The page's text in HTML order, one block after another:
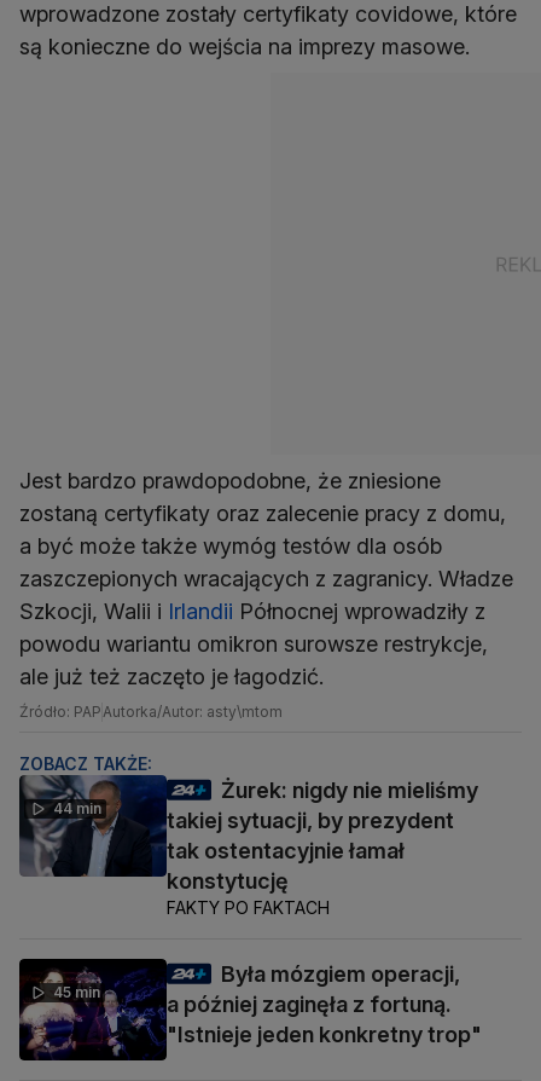
wprowadzone zostały certyfikaty covidowe, które
są konieczne do wejścia na imprezy masowe.
Jest bardzo prawdopodobne, że zniesione
zostaną certyfikaty oraz zalecenie pracy z domu,
a być może także wymóg testów dla osób
zaszczepionych wracających z zagranicy. Władze
Szkocji, Walii i Irlandii Północnej wprowadziły z
powodu wariantu omikron surowsze restrykcje,
ale już też zaczęto je łagodzić.
Źródło: PAPAutorka/Autor: asty\mtom
ZOBACZ TAKŻE:
44 min
Żurek: nigdy nie mieliśmy
takiej sytuacji, by prezydent
tak ostentacyjnie łamał
konstytucję
FAKTY PO FAKTACH
45 min
Była mózgiem operacji,
a później zaginęła z fortuną.
"Istnieje jeden konkretny trop"